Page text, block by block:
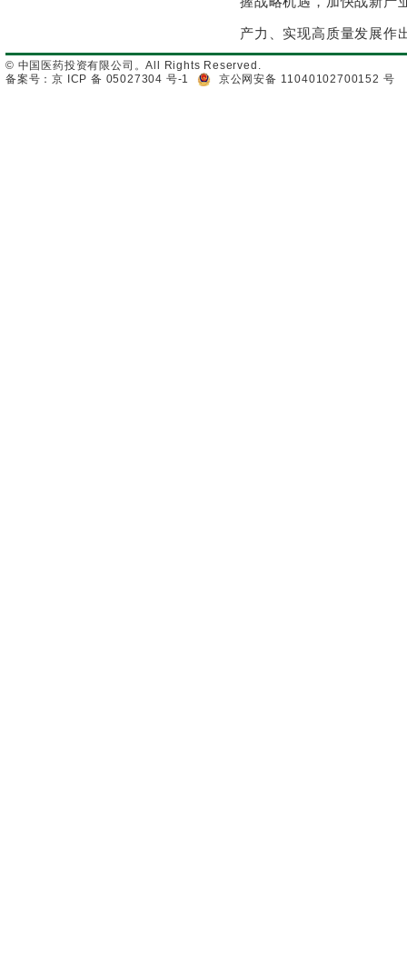
产力、实现高质量发展作
© 中国医药投资有限公司。All Rights Reserved.
备案号：京 ICP 备 05027304 号-1
京公网安备 11040102700152 号